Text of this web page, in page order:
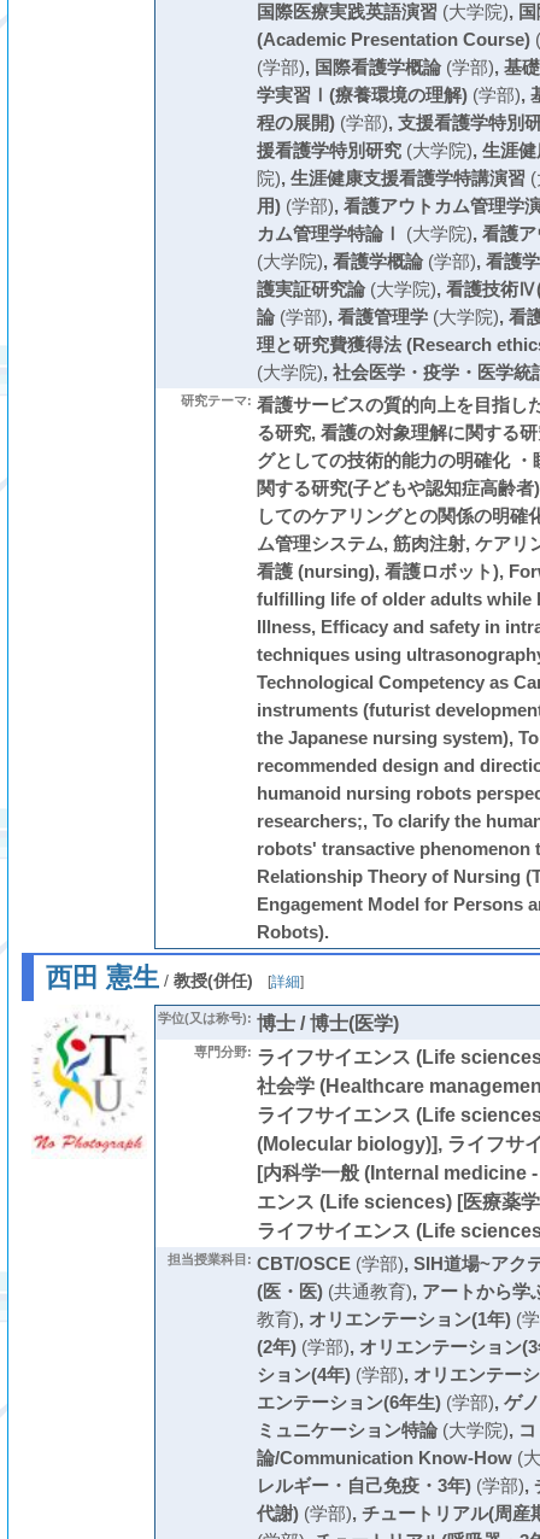
国際医療実践英語演習 (大学院),
(Academic Presentation Course)(
(学部), 国際看護学概論(学部), 基
学実習Ⅰ(療養環境の理解)(学部),
程の展開)(学部), 支援看護学特別
援看護学特別研究(大学院), 生涯
院), 生涯健康支援看護学特講演習
用)(学部), 看護アウトカム管理学
カム管理学特論Ⅰ
(大学院), 看護
(大学院), 看護学概論(学部), 看護
護実証研究論(大学院), 看護技術
論(学部), 看護管理学(大学院), 看
理と研究費獲得法 (Research
(大学院), 社会医学・疫学・医学統
研究テーマ: 看護サービスの質的向上を目指し
る研究, 看護の対象理解に関する
グとしての技術的能力の明確化
関する研究(子どもや認知症高齢
してのケアリングとの関係の明確
ム管理システム, 筋肉注射, ケアリ
看護 (nursing), 看護ロボット),
fulfilling life of older adults while
Illness, Efficacy and safety in
techniques using
Technological Competency as
instruments (futurist
the Japanese nursing system),
recommended design and
humanoid nursing robots
researchers;, To clarify the
robots' transactive phenomenon
Relationship Theory of Nursing
Engagement Model for Persons
Robots).
西田 憲生 / 教授(併任) [詳細]
学位(又は称号): 博士 / 博士(医学)
専門分野: ライフサイエンス (Life
社会学 (Healthcare
ライフサイエンス (Life
(Molecular biology)], ライフサ
[内科学一般 (Internal medicine
エンス (Life sciences) [医療薬
ライフサイエンス (Life
担当授業科目: CBT/OSCE(学部), SIH道場~アク
(医・医)(共通教育), アートから学
教育), オリエンテーション(1年)(
(2年)(学部), オリエンテーション
ション(4年)(学部), オリエンテー
エンテーション(6年生)(学部), ゲ
ミュニケーション特論(大学院),
論/Communication Know-How(
レルギー・自己免疫・3年)(学部),
代謝)(学部), チュートリアル(周産